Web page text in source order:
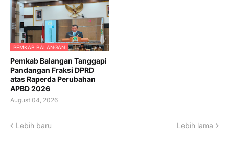
PEMKAB BALANGAN
Pemkab Balangan Tanggapi
Pandangan Fraksi DPRD
atas Raperda Perubahan
APBD 2026
August 04, 2026
Lebih baru Lebih lama